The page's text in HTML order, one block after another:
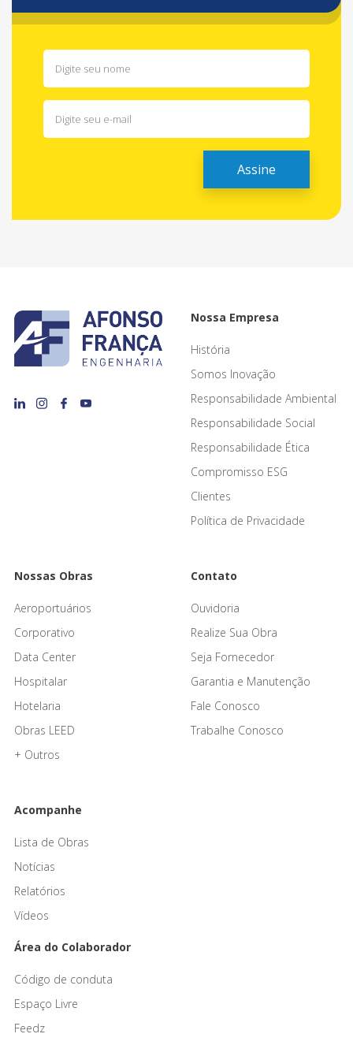
Nossa Empresa
História
Somos Inovação
Responsabilidade Ambiental
Responsabilidade Social
Responsabilidade Ética
Compromisso ESG
Clientes
Política de Privacidade
Nossas Obras
Aeroportuários
Corporativo
Data Center
Hospitalar
Hotelaria
Obras LEED
+ Outros
Contato
Ouvidoria
Realize Sua Obra
Seja Fornecedor
Garantia e Manutenção
Fale Conosco
Trabalhe Conosco
Acompanhe
Lista de Obras
Notícias
Relatórios
Vídeos
Área do Colaborador
Código de conduta
Espaço Livre
Feedz